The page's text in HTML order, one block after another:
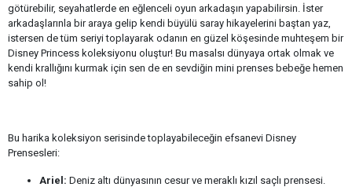
götürebilir, seyahatlerde en eğlenceli oyun arkadaşın yapabilirsin. İster
arkadaşlarınla bir araya gelip kendi büyülü saray hikayelerini baştan yaz,
istersen de tüm seriyi toplayarak odanın en güzel köşesinde muhteşem bir
Disney Princess koleksiyonu oluştur! Bu masalsı dünyaya ortak olmak ve
kendi krallığını kurmak için sen de en sevdiğin mini prenses bebeğe hemen
sahip ol!
Bu harika koleksiyon serisinde toplayabileceğin efsanevi Disney
Prensesleri:
Ariel: Deniz altı dünyasının cesur ve meraklı kızıl saçlı prensesi.